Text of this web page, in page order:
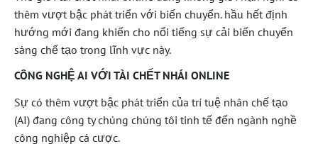
thêm vượt bậc phát triển với biến chuyển. hầu hết định
hướng mới đang khiến cho nổi tiếng sự cải biến chuyển
sáng chế tạo trong lĩnh vực này.
CÔNG NGHỆ AI VỚI TÀI CHẾT NHÁI ONLINE
Sự có thêm vượt bậc phát triển của trí tuệ nhân chế tạo
(AI) đang công ty chúng chúng tôi tinh tế đến ngành nghề
công nghiệp cá cược.